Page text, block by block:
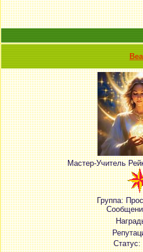
Мастер-Учитель
Группа:
Статус: